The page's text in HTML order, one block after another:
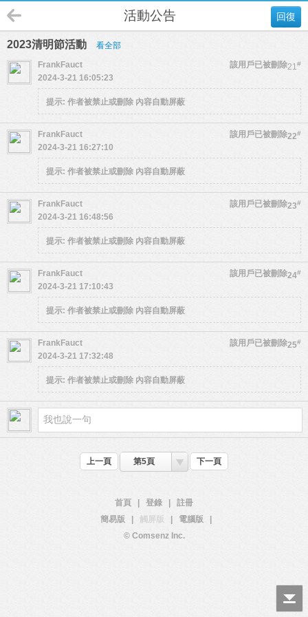
回復
活動公告
2023清明節活動 看全部
21#
FrankFauct
該用戶已被刪除
2024-3-21 16:05:23
提示: 作者被禁止或刪除 內容自動屏蔽
22#
FrankFauct
該用戶已被刪除
2024-3-21 16:27:10
提示: 作者被禁止或刪除 內容自動屏蔽
23#
FrankFauct
該用戶已被刪除
2024-3-21 16:48:56
提示: 作者被禁止或刪除 內容自動屏蔽
24#
FrankFauct
該用戶已被刪除
2024-3-21 17:10:43
提示: 作者被禁止或刪除 內容自動屏蔽
25#
FrankFauct
該用戶已被刪除
2024-3-21 17:32:48
提示: 作者被禁止或刪除 內容自動屏蔽
上一頁 第5頁 下一頁
首頁 登錄
註冊
簡易版
觸屏版 電腦版
© Comsenz Inc.